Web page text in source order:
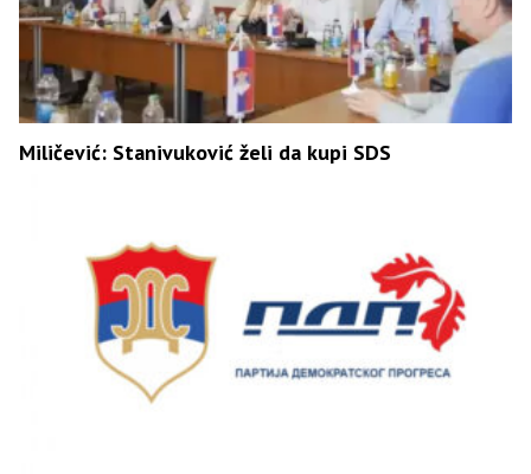
Miličević: Stanivuković želi da kupi SDS